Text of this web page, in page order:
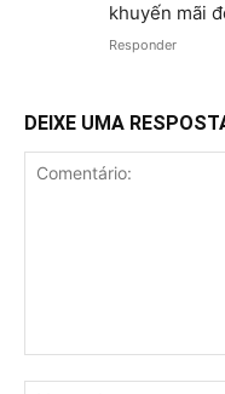
khuyến mãi
Responder
DEIXE UMA